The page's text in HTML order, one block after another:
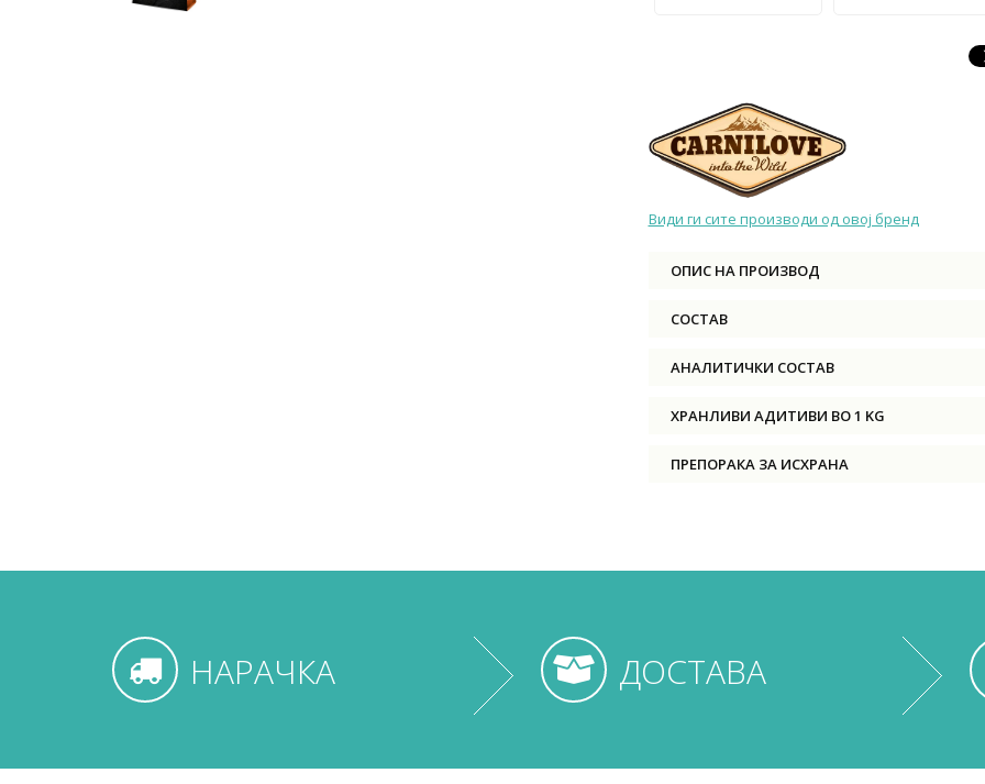
Види ги сите производи од овој бренд
ОПИС НА ПРОИЗВОД
СОСТАВ
АНАЛИТИЧКИ СОСТАВ
ХРАНЛИВИ АДИТИВИ ВО 1 KG
ПРЕПОРАКА ЗА ИСХРАНА
НАРАЧКА ДОСТАВА